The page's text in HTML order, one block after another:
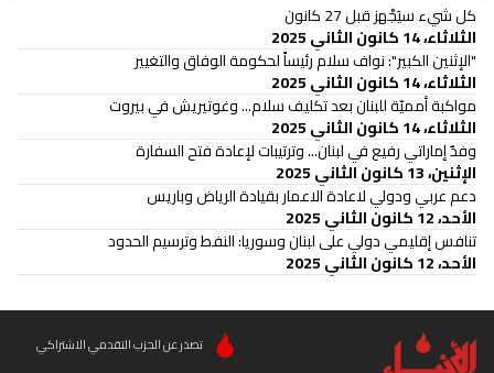
كل شيء سيَجْهز قبل 27 كانون
الثلاثاء، 14 كانون الثاني 2025
"الإثنين الكبير": نواف سلام رئيساً لحكومة الوفاق والتغيير
الثلاثاء، 14 كانون الثاني 2025
مواكبة أمميّة للبنان بعد تكليف سلام... وغوتيريش في بيروت
الثلاثاء، 14 كانون الثاني 2025
وفدٌ إماراتي رفيع في لبنان... وترتيبات لإعادة فتح السفارة
الإثنين، 13 كانون الثاني 2025
دعم عربي ودولي لاعادة الاعمار بقيادة الرياض وباريس
الأحد، 12 كانون الثاني 2025
تنافس إقليمي دولي على لبنان وسوريا: النفط وترسيم الحدود
الأحد، 12 كانون الثاني 2025
تصدر عن الحزب التقدمي الاشتراكي